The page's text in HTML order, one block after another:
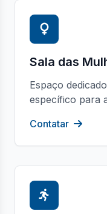
Sala das
Espaço
específico para
Contatar